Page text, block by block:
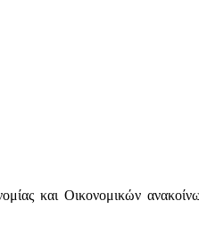
και Οικονομικών